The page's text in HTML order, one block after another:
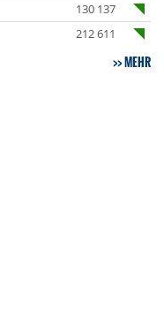
130 137
212 611
MEHR